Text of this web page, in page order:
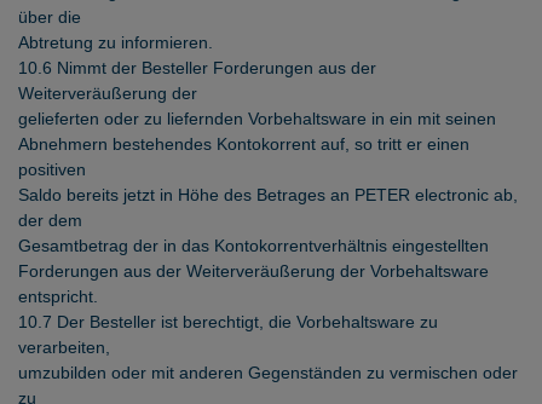
über die
Abtretung zu informieren.
10.6 Nimmt der Besteller Forderungen aus der
Weiterveräußerung der
gelieferten oder zu liefernden Vorbehaltsware in ein mit seinen
Abnehmern bestehendes Kontokorrent auf, so tritt er einen
positiven
Saldo bereits jetzt in Höhe des Betrages an PETER electronic ab,
der dem
Gesamtbetrag der in das Kontokorrentverhältnis eingestellten
Forderungen aus der Weiterveräußerung der Vorbehaltsware
entspricht.
10.7 Der Besteller ist berechtigt, die Vorbehaltsware zu
verarbeiten,
umzubilden oder mit anderen Gegenständen zu vermischen oder
zu